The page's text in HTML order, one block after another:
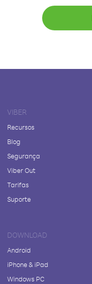
VIBER
Recursos
Blog
Segurança
Viber Out
Tarifas
Suporte
DOWNLOAD
Android
iPhone & iPad
Windows PC